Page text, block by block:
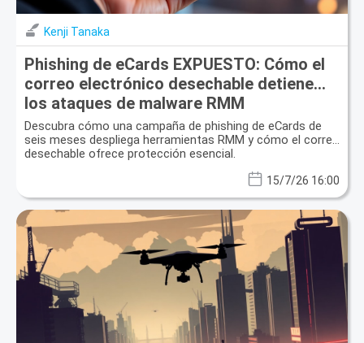
Kenji Tanaka
Phishing de eCards EXPUESTO: Cómo el
correo electrónico desechable detiene
los ataques de malware RMM
Descubra cómo una campaña de phishing de eCards de
seis meses despliega herramientas RMM y cómo el correo
desechable ofrece protección esencial.
15/7/26 16:00